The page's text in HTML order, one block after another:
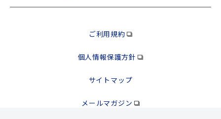
ご利用規約
個人情報保護方針
サイトマップ
メールマガジン